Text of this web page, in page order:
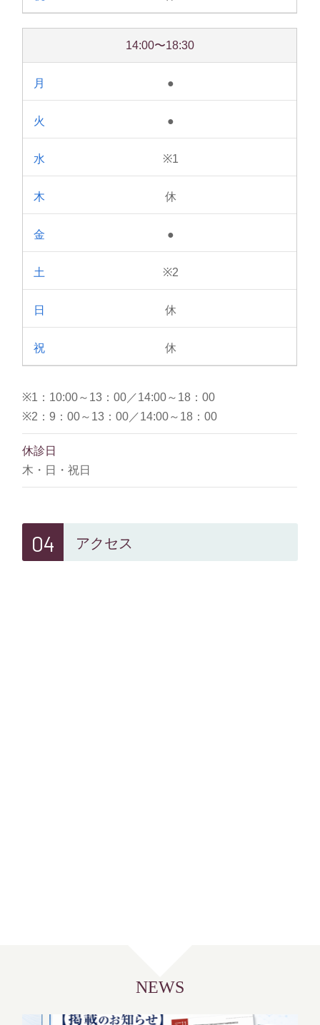
14:00〜18:30
●
●
※1
休
●
※2
休
休
※1：10:00～13：00／14:00～18：00
※2：9：00～13：00／14:00～18：00
休診日
木・日・祝日
04 アクセス
NEWS